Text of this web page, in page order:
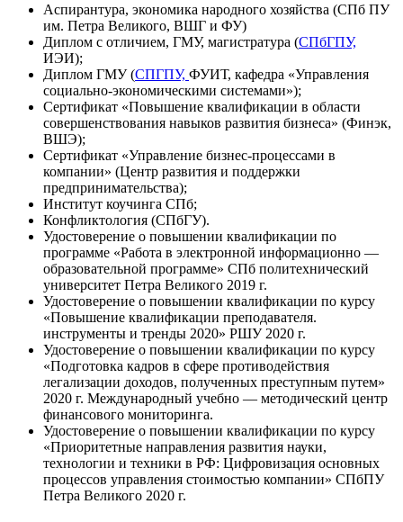
Аспирантура, экономика народного хозяйства (СПб ПУ
им. Петра Великого, ВШГ и ФУ)
Диплом с отличием, ГМУ, магистратура (СПбГПУ,
ИЭИ);
Диплом ГМУ (СПГПУ, ФУИТ, кафедра «Управления
социально-экономическими системами»);
Сертификат «Повышение квалификации в области
совершенствования навыков развития бизнеса» (Финэк,
ВШЭ);
Сертификат «Управление бизнес-процессами в
компании» (Центр развития и поддержки
предпринимательства);
Институт коучинга СПб;
Конфликтология (СПбГУ).
Удостоверение о повышении квалификации по
программе «Работа в электронной информационно —
образовательной программе» СПб политехнический
университет Петра Великого 2019 г.
Удостоверение о повышении квалификации по курсу
«Повышение квалификации преподавателя.
инструменты и тренды 2020» РШУ 2020 г.
Удостоверение о повышении квалификации по курсу
«Подготовка кадров в сфере противодействия
легализации доходов, полученных преступным путем»
2020 г. Международный учебно — методический центр
финансового мониторинга.
Удостоверение о повышении квалификации по курсу
«Приоритетные направления развития науки,
технологии и техники в РФ: Цифровизация основных
процессов управления стоимостью компании» СПбПУ
Петра Великого 2020 г.